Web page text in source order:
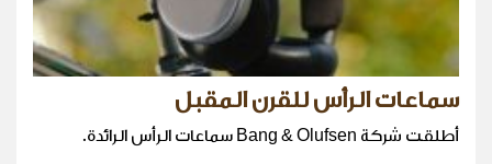
سماعات الرأس للقرن المقبل
أطلقت شركة Bang & Olufsen سماعات الرأس الرائدة.